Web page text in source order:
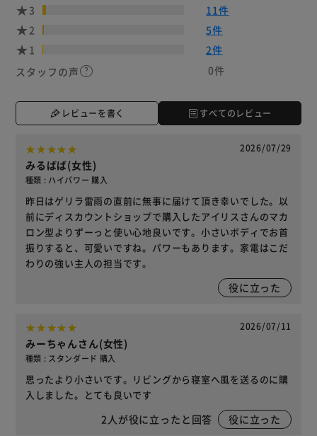
3
11件
2
5件
1
2件
スタッフの声
0件
レビューを書く すべてのレビュー
2026/07/29
みるばば(女性)
種類 : ハイパワー 購入
昨日はゲリラ雷雨の直前に無事に届けて頂き幸いでした。以
前にディスカウントショップで購入したアイリスさんのマカ
ロン型よりずーっと使い心地良いです。小さいボディでお首
振りすると、可愛いですね。パワーもあります。家電はこだ
わりの強い主人の担当です。
役に立った
2026/07/11
みーちゃんさん(女性)
種類 : スタンダード 購入
思ったより小さいです。リビングから寝室へ風を送るのに購
入しました。とても良いです
2 人が役に立ったと回答 役に立った